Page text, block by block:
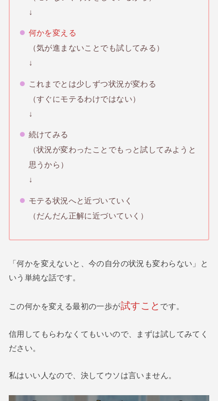
↓
何かを変える
（気が進まないことでも試してみる）
↓
これまでとは少しずつ状況が変わる
（すぐにモテるわけではない）
↓
続けてみる
（状況が変わったことでもっと試してみようと
思うから）
↓
モテる状況へと近づいていく
（だんだん正解に近づいていく）
「何かを変えないと、今の自分の状況も変わらない」と
いう単純な話です。
この何かを変える最初の一歩が試すこと です。
信用してもらわなくてもいいので、まずは試してみてく
ださい。
私はいい人なので、決してウソは言いません。